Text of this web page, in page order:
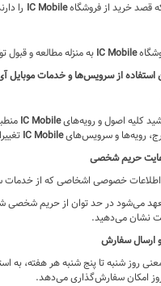
قصد خرید از فروشگاهIC Mobile را
IC Mobileبه منزله مطالعه و قبول
استفاده از سرویس‌ها و خدمات موبایل
کلیه اصول و رویه‏‌هایIC Mobile
رویه‏‌ها و سرویس‏‌هایIC Mobile
حریم شخصی
خصوصی اشخاصى که از خدمات
می‏‌شود در حد توان از حریم شخصی شما
نشان می‏‌دهید.
ارسال سفارش
روز شنبه تا پنج شنبه هر هفته،